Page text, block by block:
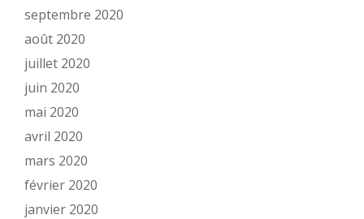
septembre 2020
août 2020
juillet 2020
juin 2020
mai 2020
avril 2020
mars 2020
février 2020
janvier 2020